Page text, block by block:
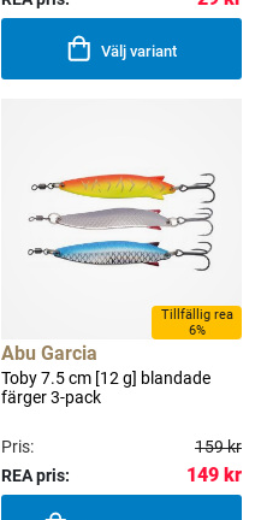
Välj variant
Tillfällig rea
6%
Abu Garcia
Toby 7.5 cm [12 g] blandade
färger 3-pack
Pris:
159 kr
REA pris:
149 kr